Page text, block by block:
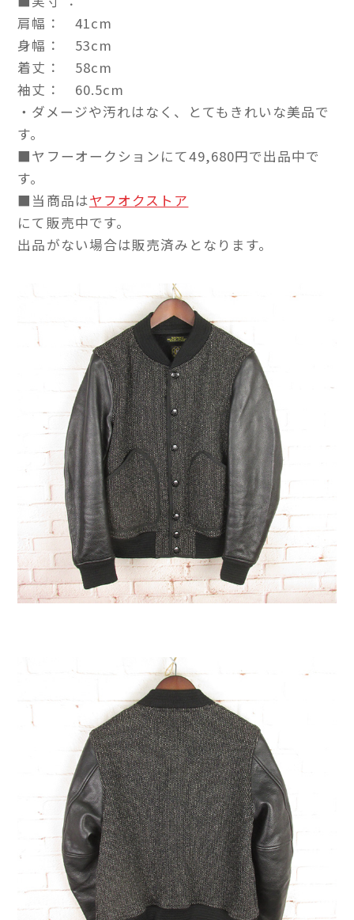
肩幅： 41cm
身幅： 53cm
着丈： 58cm
袖丈： 60.5cm
・ダメージや汚れはなく、とてもきれいな美品で
す。
■ヤフーオークションにて49,680円で出品中で
す。
■当商品はヤフオクストア
にて販売中です。
出品がない場合は販売済みとなります。